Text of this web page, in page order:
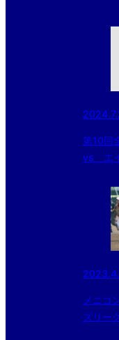
第10回
vs エ
メニコ
ズリー